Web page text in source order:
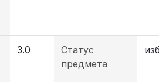
3.0
Статус
предмета